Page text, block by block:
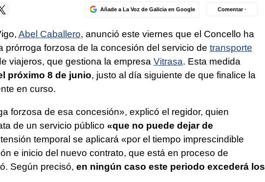
Añade a La Voz de Galicia en Google Comentar ·
Abel Caballero, anunció este viernes que el Concello ha
prórroga forzosa de la concesión del servicio de transporte
viajeros, que gestiona la empresa Vitrasa. Esta medida
próximo 8 de junio, justo al día siguiente de que finalice la
en curso.
forzosa de esa concesión», explicó el regidor, quien
de un servicio público «que no puede dejar de
temporal se aplicará «por el tiempo imprescindible
e inicio del nuevo contrato, que está en proceso de
Según precisó, en ningún caso este periodo excederá los